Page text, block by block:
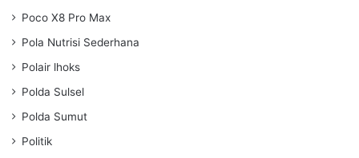
Poco X8 Pro Max
Pola Nutrisi Sederhana
Polair lhoks
Polda Sulsel
Polda Sumut
Politik